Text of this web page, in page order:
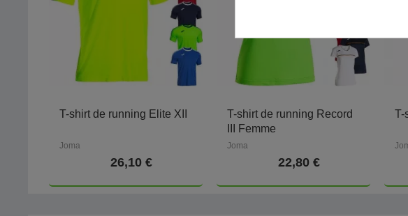
T-shirt de running Elite XII
Joma
26,10 €
T-shirt de running Record
III Femme
Joma
22,80 €
T-